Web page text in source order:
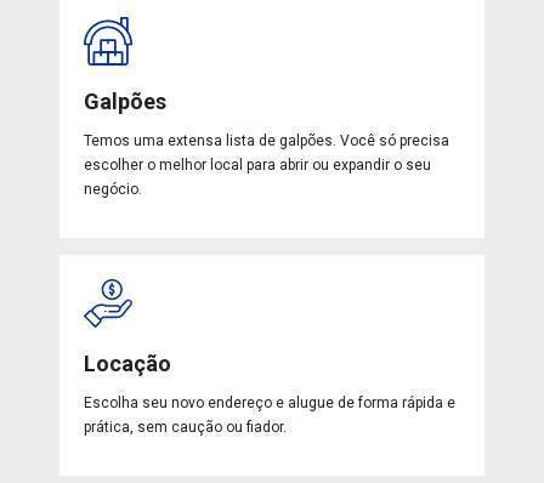
Galpões
Temos uma extensa lista de galpões. Você só precisa
escolher o melhor local para abrir ou expandir o seu
negócio.
Locação
Escolha seu novo endereço e alugue de forma rápida e
prática, sem caução ou fiador.